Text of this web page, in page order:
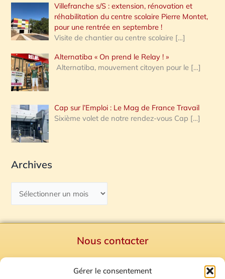
Gérer le consentement
Villefranche s/S : extension, rénovation et
réhabilitation du centre scolaire Pierre Montet,
pour une rentrée en septembre !
Visite de chantier au centre scolaire […]
Alternatiba « On prend le Relay ! »
Alternatiba, mouvement citoyen pour le […]
Cap sur l’Emploi : Le Mag de France Travail
Sixième volet de notre rendez-vous Cap […]
Archives
Nous contacter